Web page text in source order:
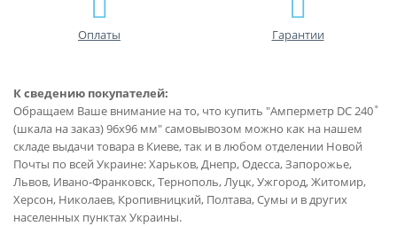
Оплаты Гарантии
К сведению покупателей:
Обращаем Ваше внимание на то, что купить "Амперметр DC 240˚
(шкала на заказ) 96x96 мм" самовывозом можно как на нашем
складе выдачи товара в Киеве, так и в любом отделении Новой
Почты по всей Украине: Харьков, Днепр, Одесса, Запорожье,
Львов, Ивано-Франковск, Тернополь, Луцк, Ужгород, Житомир,
Херсон, Николаев, Кропивницкий, Полтава, Сумы и в других
населенных пунктах Украины.